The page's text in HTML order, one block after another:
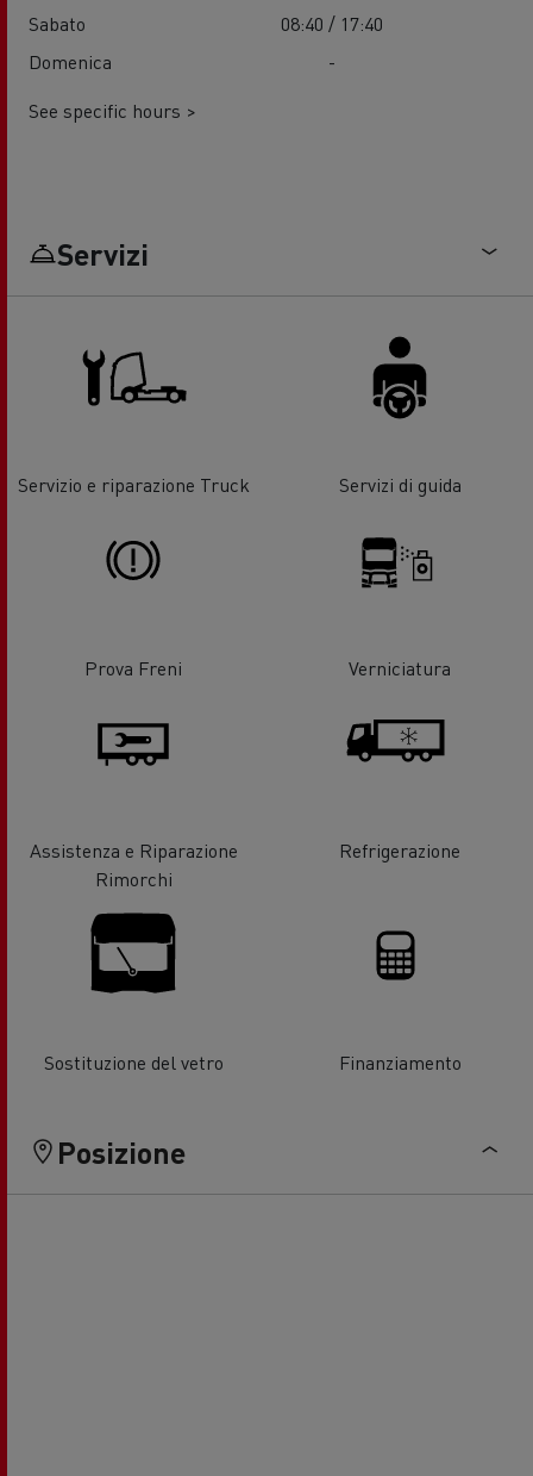
Sabato
08:40 / 17:40
Domenica
-
See specific hours >
Servizi
Servizio e riparazione Truck Servizi di guida
Prova Freni Verniciatura
Assistenza e Riparazione
Rimorchi
Refrigerazione
Sostituzione del vetro Finanziamento
Posizione